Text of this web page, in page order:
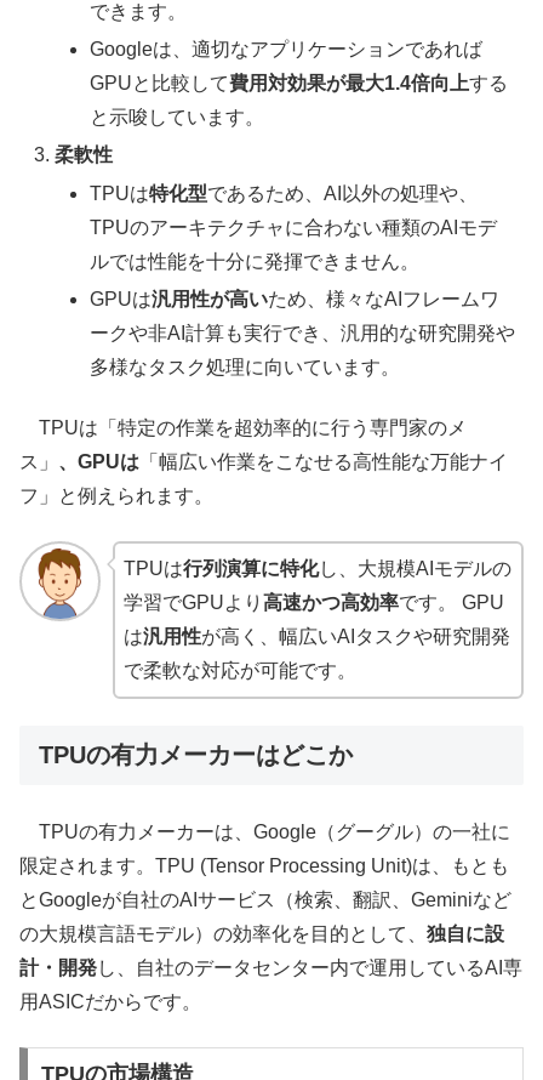
できます。
Googleは、適切なアプリケーションであれば
GPUと比較して費用対効果が最大1.4倍向上する
と示唆しています。
柔軟性
TPUは特化型であるため、AI以外の処理や、
TPUのアーキテクチャに合わない種類のAIモデ
ルでは性能を十分に発揮できません。
GPUは汎用性が高いため、様々なAIフレームワ
ークや非AI計算も実行でき、汎用的な研究開発や
多様なタスク処理に向いています。
TPUは「特定の作業を超効率的に行う専門家のメ
ス」 、GPUは 「幅広い作業をこなせる高性能な万能ナイ
フ」と例えられます。
TPUは行列演算に特化し、大規模AIモデルの
学習でGPUより 高速かつ高効率です。 GPU
は汎用性が高く、幅広いAIタスクや研究開発
で柔軟な対応が可能です。
TPUの有力メーカーはどこか
TPUの有力メーカーは、Google（グーグル）の一社に
限定されます。TPU (Tensor Processing Unit)は、もとも
とGoogleが自社のAIサービス（検索、翻訳、Geminiなど
の大規模言語モデル）の効率化を目的として、 独自に設
計・開発し、自社のデータセンター内で運用しているAI専
用ASICだからです。
TPUの市場構造